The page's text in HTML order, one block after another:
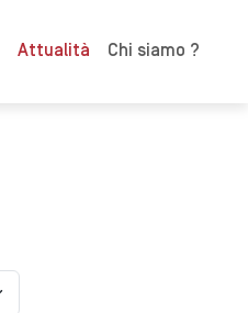
Attualità Chi siamo ?